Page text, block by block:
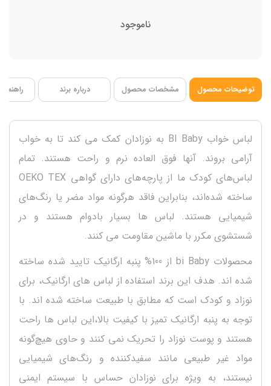
ناموجود
توضیحات محصول مشخصات محصول درباره برند
لباس خواب BI Baby به نوزادان کمک می کند تا به خواب
آرامی بروند. آنها فوق العاده نرم و راحت هستند. تمام
لباس‌های کودک ما از پارچه‌های دارای گواهی OEKO TEX
ساخته شده‌اند، بنابراین فاقد هرگونه مواد مضر یا رنگ‌های
شیمیایی هستند. لباس ها بسیار بادوام هستند و در
شستشوی مکرر با ماشین مقاومت می کنند.
محصولات bi Baby از 100% پنبه ارگانیک تایید شده ساخته
شده اند. هدف این برند استفاده از لباس های ارگانیک، برای
نوزاد و کودک است که مطابق با طبیعت ساخته شده اند. با
توجه به پنبه ارگانیک تمیز با کیفیت بالا،این لباس ها راحت
هستند و پوست نوزاد را تحریک نمی کنند و حاوی هیچ‌گونه
مواد غیر طبیعی مانند سفیدکننده و رنگ‌های شیمیایی
نیستند، به ویژه برای نوزادان حساس با سیستم ایمنی